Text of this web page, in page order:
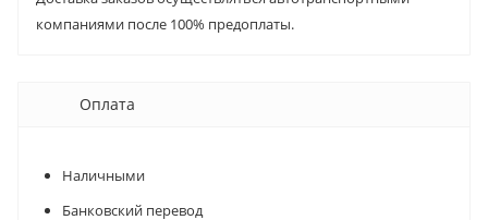
компаниями после 100% предоплаты.
Оплата
Наличными
Банковский перевод